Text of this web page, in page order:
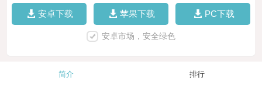
安卓下载 苹果下载 PC下载
安卓市场，安全绿色
简介 排行